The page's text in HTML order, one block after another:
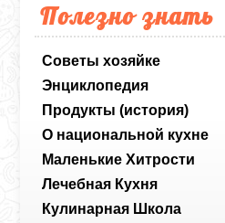
Полезно знать
Советы хозяйке
Энциклопедия
Продукты (история)
О национальной кухне
Маленькие Хитрости
Лечебная Кухня
Кулинарная Школа